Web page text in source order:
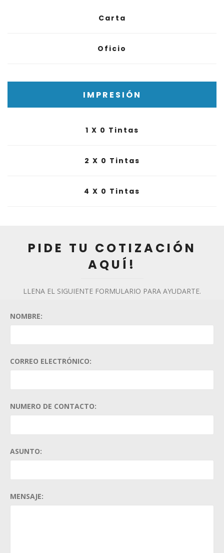
Carta
Oficio
IMPRESIÓN
1 X 0 Tintas
2 X 0 Tintas
4 X 0 Tintas
PIDE TU COTIZACIÓN
AQUÍ!
LLENA EL SIGUIENTE FORMULARIO PARA AYUDARTE.
NOMBRE:
CORREO ELECTRÓNICO:
NUMERO DE CONTACTO:
ASUNTO:
MENSAJE: